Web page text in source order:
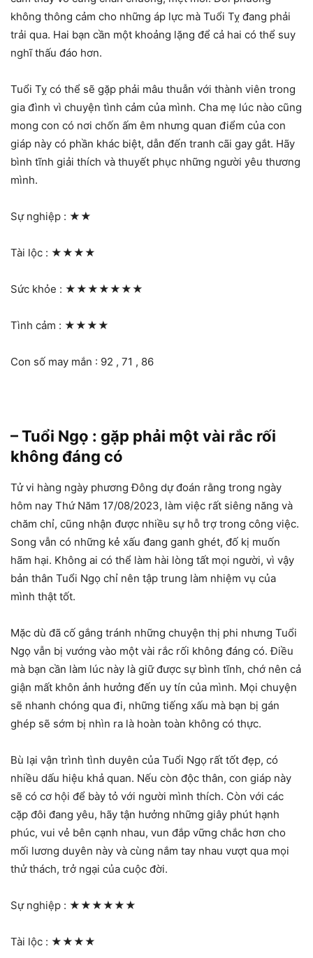
không thông cảm cho những áp lực mà Tuổi Tỵ đang phải
trải qua. Hai bạn cần một khoảng lặng để cả hai có thể suy
nghĩ thấu đáo hơn.
Tuổi Tỵ có thể sẽ gặp phải mâu thuẫn với thành viên trong
gia đình vì chuyện tình cảm của mình. Cha mẹ lúc nào cũng
mong con có nơi chốn ấm êm nhưng quan điểm của con
giáp này có phần khác biệt, dẫn đến tranh cãi gay gắt. Hãy
bình tĩnh giải thích và thuyết phục những người yêu thương
mình.
Sự nghiệp : ★★
Tài lộc : ★★★★
Sức khỏe : ★★★★★★★
Tình cảm : ★★★★
Con số may mắn : 92 , 71 , 86
– Tuổi Ngọ : gặp phải một vài rắc rối
không đáng có
Tử vi hàng ngày phương Đông dự đoán rằng trong ngày
hôm nay Thứ Năm 17/08/2023, làm việc rất siêng năng và
chăm chỉ, cũng nhận được nhiều sự hỗ trợ trong công việc.
Song vẫn có những kẻ xấu đang ganh ghét, đố kị muốn
hãm hại. Không ai có thể làm hài lòng tất mọi người, vì vậy
bản thân Tuổi Ngọ chỉ nên tập trung làm nhiệm vụ của
mình thật tốt.
Mặc dù đã cố gắng tránh những chuyện thị phi nhưng Tuổi
Ngọ vẫn bị vướng vào một vài rắc rối không đáng có. Điều
mà bạn cần làm lúc này là giữ được sự bình tĩnh, chớ nên cả
giận mất khôn ảnh hưởng đến uy tín của mình. Mọi chuyện
sẽ nhanh chóng qua đi, những tiếng xấu mà bạn bị gán
ghép sẽ sớm bị nhìn ra là hoàn toàn không có thực.
Bù lại vận trình tình duyên của Tuổi Ngọ rất tốt đẹp, có
nhiều dấu hiệu khả quan. Nếu còn độc thân, con giáp này
sẽ có cơ hội để bày tỏ với người mình thích. Còn với các
cặp đôi đang yêu, hãy tận hưởng những giây phút hạnh
phúc, vui vẻ bên cạnh nhau, vun đắp vững chắc hơn cho
mối lương duyên này và cùng nắm tay nhau vượt qua mọi
thử thách, trở ngại của cuộc đời.
Sự nghiệp : ★★★★★★
Tài lộc : ★★★★